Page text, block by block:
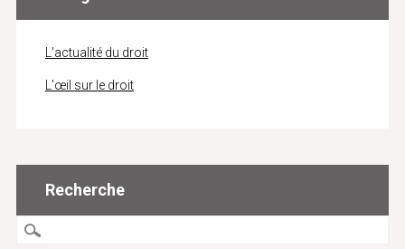
L'actualité du droit
L'œil sur le droit
Recherche